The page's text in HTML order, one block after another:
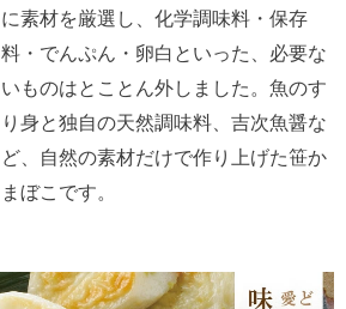
に素材を厳選し、化学調味料・保存
料・でんぷん・卵白といった、必要な
いものはとことん外しました。魚のす
り身と独自の天然調味料、吉次魚醤な
ど、自然の素材だけで作り上げた笹か
まぼこです。